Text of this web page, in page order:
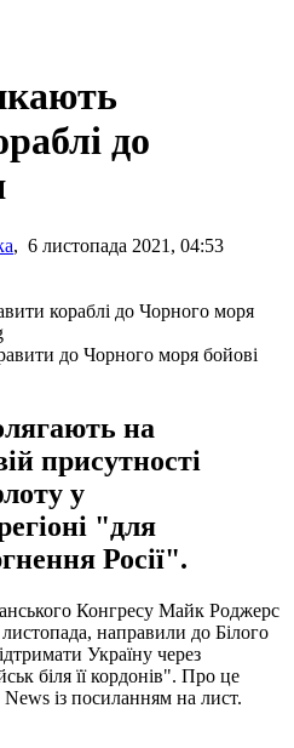
до
, 6 листопада 2021, 04:53
до Чорного моря бойові
на
присутності
у
"для
Росії".
Конгресу Майк Роджерс
направили до Білого
Україну через
біля її кордонів". Про це
із посиланням на лист.